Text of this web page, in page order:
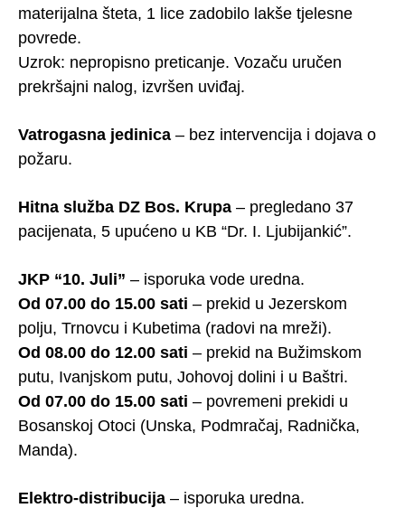
materijalna šteta, 1 lice zadobilo lakše tjelesne
povrede.
Uzrok: nepropisno preticanje. Vozaču uručen
prekršajni nalog, izvršen uviđaj.
Vatrogasna jedinica – bez intervencija i dojava o
požaru.
Hitna služba DZ Bos. Krupa – pregledano 37
pacijenata, 5 upućeno u KB “Dr. I. Ljubijankić”.
JKP “10. Juli” – isporuka vode uredna.
Od 07.00 do 15.00 sati – prekid u Jezerskom
polju, Trnovcu i Kubetima (radovi na mreži).
Od 08.00 do 12.00 sati – prekid na Bužimskom
putu, Ivanjskom putu, Johovoj dolini i u Baštri.
Od 07.00 do 15.00 sati – povremeni prekidi u
Bosanskoj Otoci (Unska, Podmračaj, Radnička,
Manda).
Elektro-distribucija – isporuka uredna.